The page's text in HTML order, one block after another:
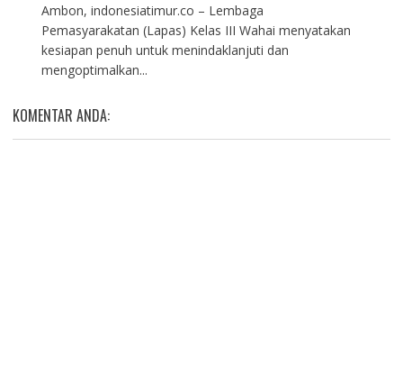
Ambon, indonesiatimur.co – Lembaga
Pemasyarakatan (Lapas) Kelas III Wahai menyatakan
kesiapan penuh untuk menindaklanjuti dan
mengoptimalkan...
KOMENTAR ANDA: